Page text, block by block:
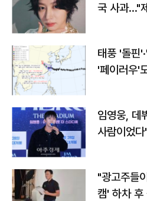
국 사과…"
태풍 '돌핀
'페이러우'
임영웅, 데
사람이었
"광고주들
캠' 하차 후